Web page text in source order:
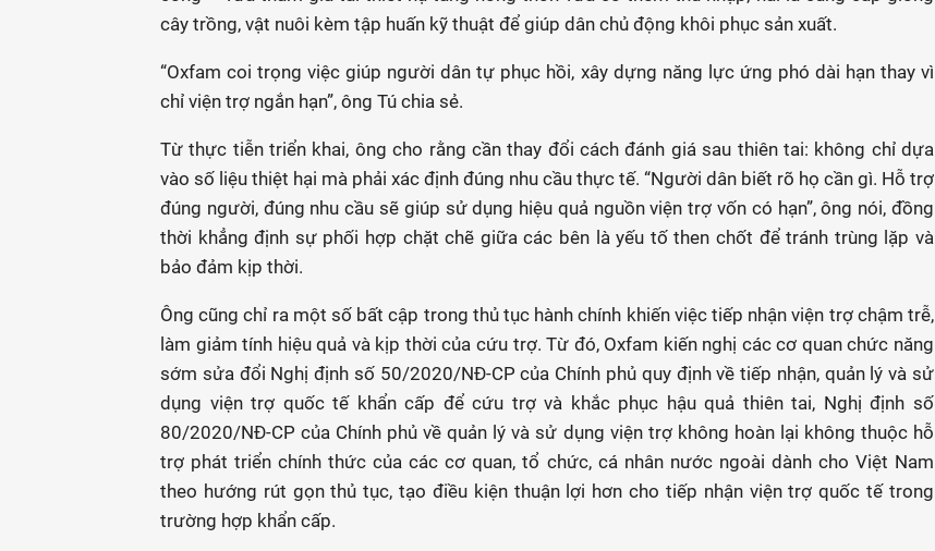
cây trồng, vật nuôi kèm tập huấn kỹ thuật để giúp dân chủ động khôi phục sản xuất.
“Oxfam coi trọng việc giúp người dân tự phục hồi, xây dựng năng lực ứng phó dài hạn thay vì
chỉ viện trợ ngắn hạn”, ông Tú chia sẻ.
Từ thực tiễn triển khai, ông cho rằng cần thay đổi cách đánh giá sau thiên tai: không chỉ dựa
vào số liệu thiệt hại mà phải xác định đúng nhu cầu thực tế. “Người dân biết rõ họ cần gì. Hỗ trợ
đúng người, đúng nhu cầu sẽ giúp sử dụng hiệu quả nguồn viện trợ vốn có hạn”, ông nói, đồng
thời khẳng định sự phối hợp chặt chẽ giữa các bên là yếu tố then chốt để tránh trùng lặp và
bảo đảm kịp thời.
Ông cũng chỉ ra một số bất cập trong thủ tục hành chính khiến việc tiếp nhận viện trợ chậm trễ,
làm giảm tính hiệu quả và kịp thời của cứu trợ. Từ đó, Oxfam kiến nghị các cơ quan chức năng
sớm sửa đổi Nghị định số 50/2020/NĐ-CP của Chính phủ quy định về tiếp nhận, quản lý và sử
dụng viện trợ quốc tế khẩn cấp để cứu trợ và khắc phục hậu quả thiên tai, Nghị định số
80/2020/NĐ-CP của Chính phủ về quản lý và sử dụng viện trợ không hoàn lại không thuộc hỗ
trợ phát triển chính thức của các cơ quan, tổ chức, cá nhân nước ngoài dành cho Việt Nam
theo hướng rút gọn thủ tục, tạo điều kiện thuận lợi hơn cho tiếp nhận viện trợ quốc tế trong
trường hợp khẩn cấp.